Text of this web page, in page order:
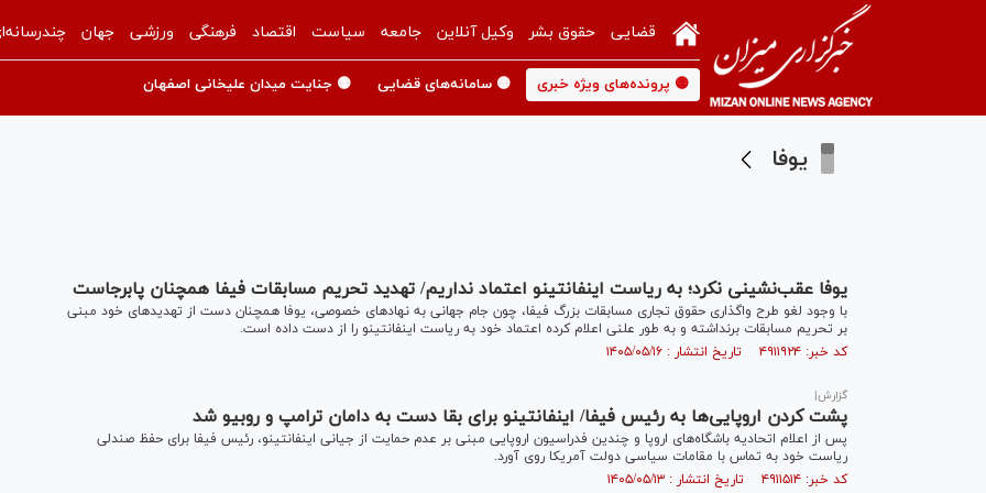
قضایی حقوق بشر وکیل آنلاین جامعه سیاست اقتصاد فرهنگی ورزشی جهان
🟡 پرونده‌های ویژه خبری 🟡 سامانه‌های قضایی 🟡 جنایت میدان علیخانی اصفهان
یوفا
یوفا عقب‌نشینی نکرد؛ به ریاست اینفانتینو اعتماد نداریم/ تهدید تحریم مسابقات فیفا همچنان پابرجاست
با وجود لغو طرح واگذاری حقوق تجاری مسابقات بزرگ فیفا، چون جام جهانی به نهاد‌های خصوصی، یوفا همچنان دست از تهدید‌های خود مبنی
بر تحریم مسابقات برنداشته و به طور علنی اعلام کرده اعتماد خود به ریاست اینفانتینو را از دست داده است.
کد خبر: ۴۹۱۱۹۲۴ تاریخ انتشار : ۱۴۰۵/۰۵/۱۶
گزارش|
پشت کردن اروپایی‌ها به رئیس فیفا/ اینفانتینو برای بقا دست به دامان ترامپ و روبیو شد
پس از اعلام اتحادیه باشگاه‌های اروپا و چندین فدراسیون اروپایی مبنی بر عدم حمایت از جیانی اینفانتینو، رئیس فیفا برای حفظ صندلی
ریاست خود به تماس با مقامات سیاسی دولت آمریکا روی آورد.
کد خبر: ۴۹۱۱۵۱۴ تاریخ انتشار : ۱۴۰۵/۰۵/۱۳